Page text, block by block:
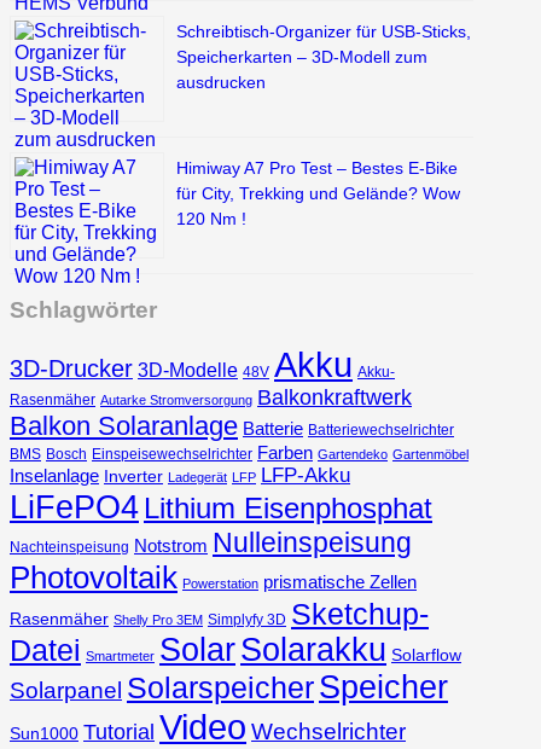
Schreibtisch-Organizer für USB-Sticks,
Speicherkarten – 3D-Modell zum
ausdrucken
Himiway A7 Pro Test – Bestes E-Bike
für City, Trekking und Gelände? Wow
120 Nm !
Schlagwörter
3D-Drucker 3D-Modelle 48V Akku Akku-
Rasenmäher Autarke Stromversorgung Balkonkraftwerk
Balkon Solaranlage Batterie Batteriewechselrichter
BMS Bosch Einspeisewechselrichter Farben Gartendeko Gartenmöbel
Inselanlage Inverter Ladegerät LFP LFP-Akku
LiFePO4 Lithium Eisenphosphat
Nachteinspeisung Notstrom Nulleinspeisung
Photovoltaik Powerstation prismatische Zellen
Rasenmäher Shelly Pro 3EM Simplyfy 3D Sketchup-
Datei Smartmeter SolarSolarakku Solarflow
Solarpanel SolarspeicherSpeicher
Sun1000 Tutorial Video Wechselrichter